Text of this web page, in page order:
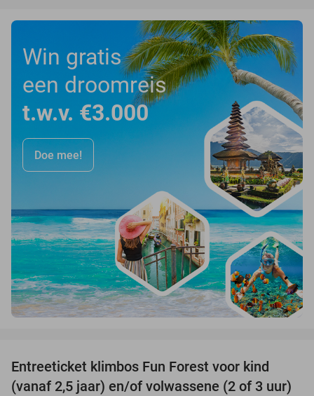
Win gratis
een droomreis
t.w.v. €3.000
Doe mee!
Entreeticket klimbos Fun Forest voor kind
(vanaf 2,5 jaar) en/of volwassene (2 of 3 uur)